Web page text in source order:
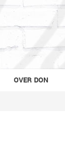
OVER DON